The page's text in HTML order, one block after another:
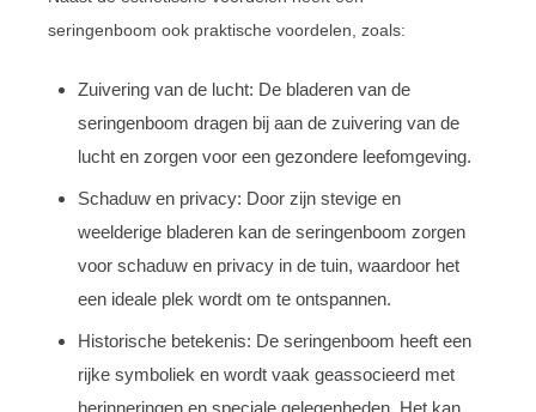
seringenboom ook praktische voordelen, zoals:
Zuivering van de lucht: De bladeren van de
seringenboom dragen bij aan de zuivering van de
lucht en zorgen voor een gezondere leefomgeving.
Schaduw en privacy: Door zijn stevige en
weelderige bladeren kan de seringenboom zorgen
voor schaduw en privacy in de tuin, waardoor het
een ideale plek wordt om te ontspannen.
Historische betekenis: De seringenboom heeft een
rijke symboliek en wordt vaak geassocieerd met
herinneringen en speciale gelegenheden. Het kan